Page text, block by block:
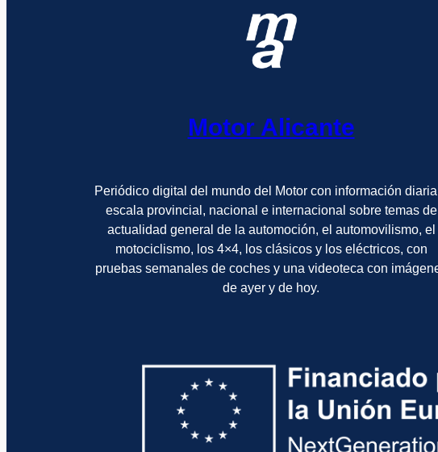
Motor Alicante
Periódico digital del mundo del Motor con información
escala provincial, nacional e internacional sobre temas de
actualidad general de la automoción, el automovilismo, el
motociclismo, los 4×4, los clásicos y los eléctricos, con
pruebas semanales de coches y una videoteca con
de ayer y de hoy.